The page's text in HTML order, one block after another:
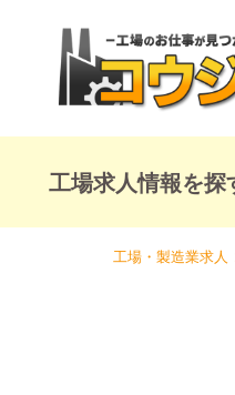
工場求人情報を探
工場・製造業求人